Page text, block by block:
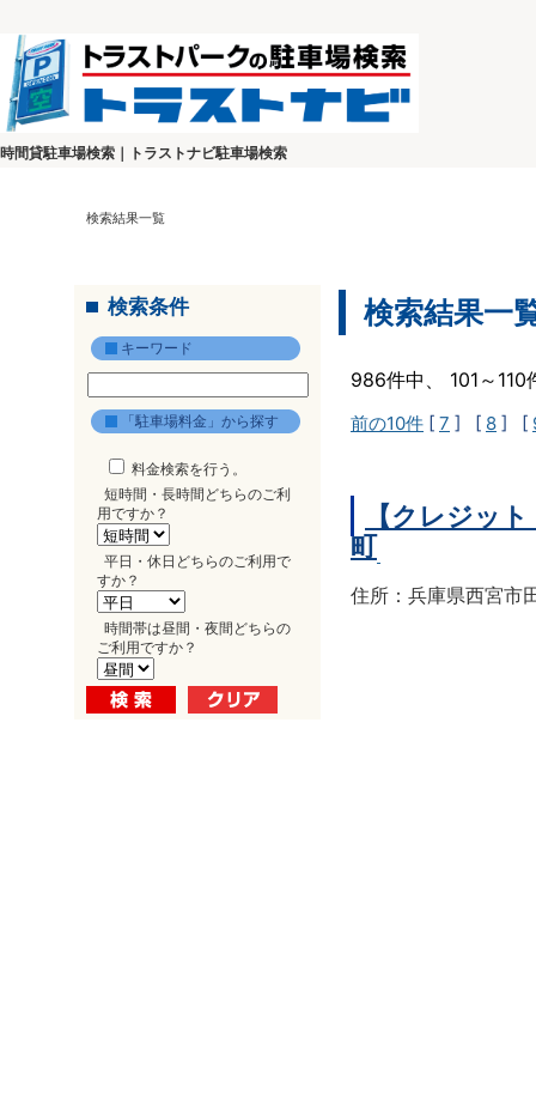
時間貸駐車場検索｜トラストナビ駐車場検索
検索結果一覧
検索条件
キーワード
「駐車場料金」から探す
料金検索を行う。
短時間・長時間どちらのご利
用ですか？
平日・休日どちらのご利用で
すか？
時間帯は昼間・夜間どちらの
ご利用ですか？
検索結果一
986件中、 101～
前の10件 [ 7 ] [ 8 ] [
【クレジッ
町
住所：兵庫県西宮市